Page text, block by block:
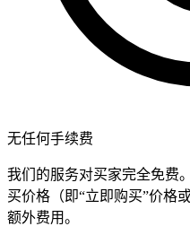
无任何手续费
我们的服务对买家完全免费
买价格（即“立即购买”价格
额外费用。